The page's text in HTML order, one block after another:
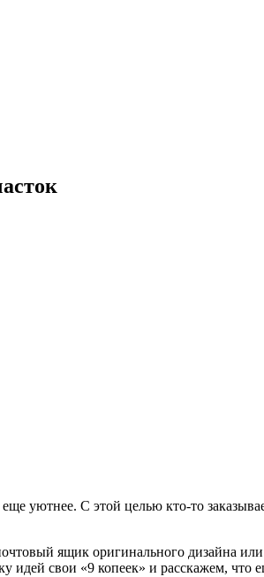
еще уютнее. С этой целью кто-то
ящик оригинального дизайна
свои «9 копеек» и расскажем, что